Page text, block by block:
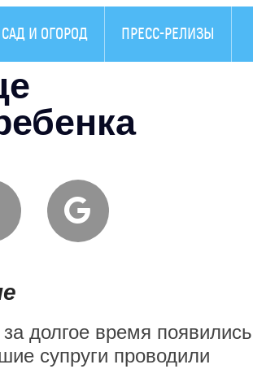
САД И ОГОРОД ПРЕСС-РЕЛИЗЫ
долгое время появились
супруги проводили